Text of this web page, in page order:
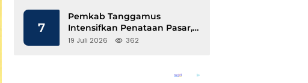
7
Pemkab Tanggamus
Intensifkan Penataan Pasar,
Pedagang Diajak Tempati
19 Juli 2026 362